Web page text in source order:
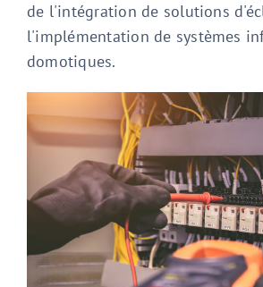
de l'intégration de solutions
l'implémentation de systèmes
domotiques.